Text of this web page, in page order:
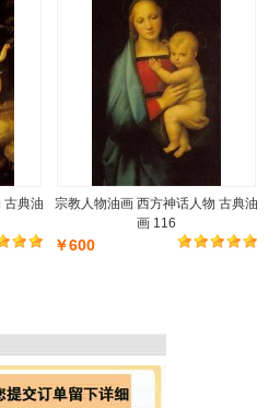
古典油
宗教人物油画 西方神话人物 古典油
画 116
￥600